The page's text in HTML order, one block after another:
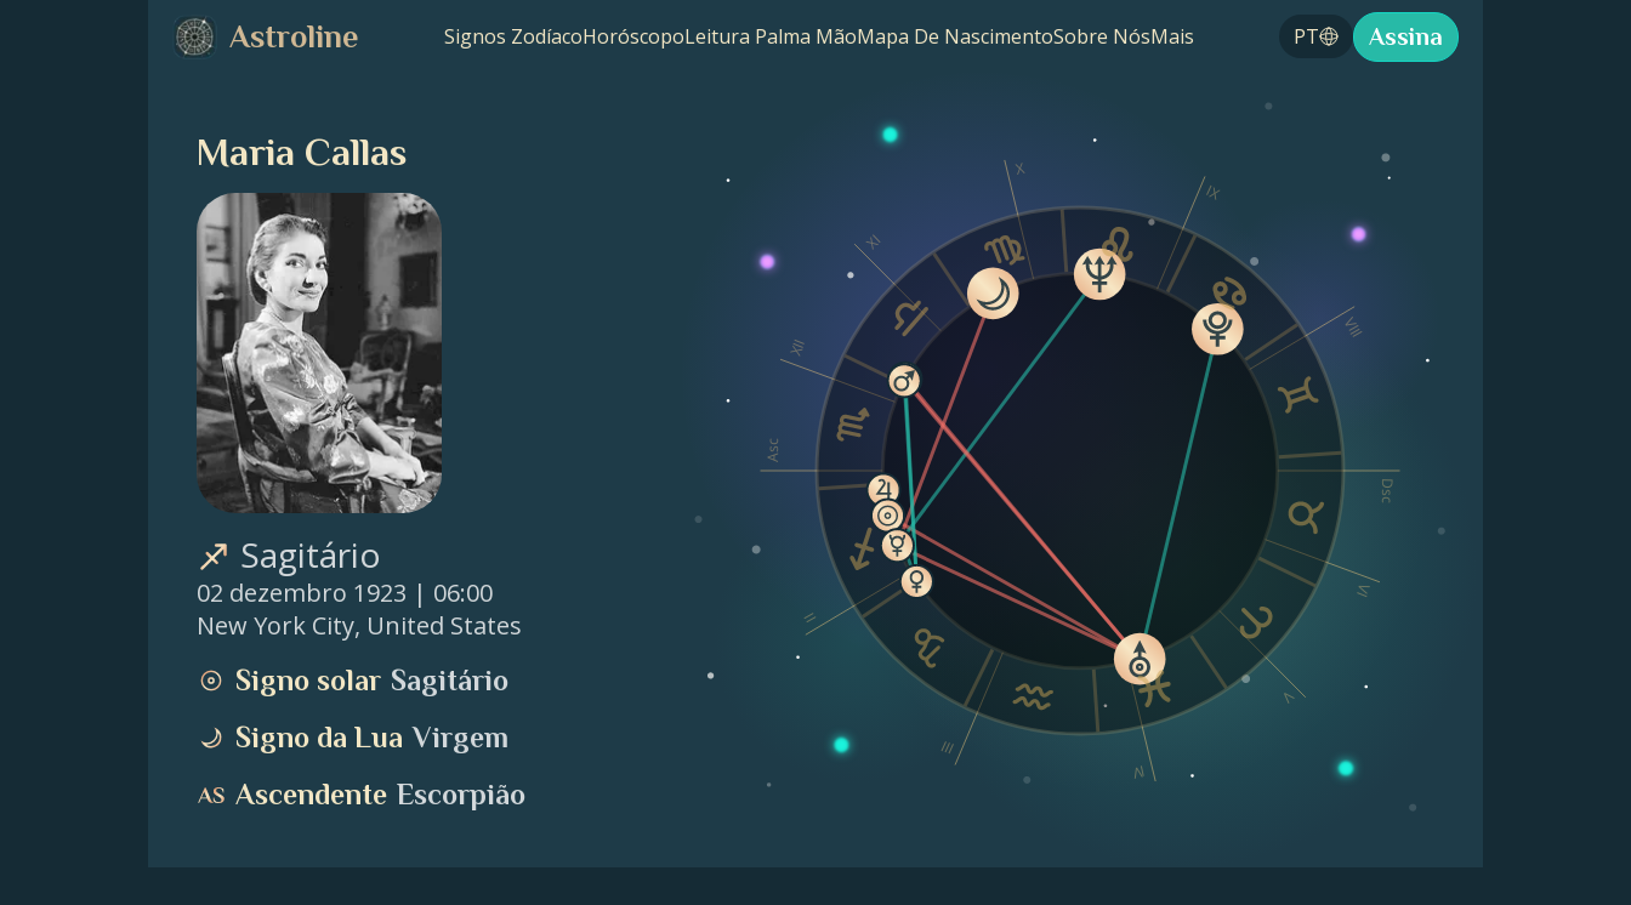
Astroline Signos ZodíacoHoróscopoLeitura Palma MãoMapa De NascimentoSobre NósMais PT Assina
Maria Callas
Sagitário
02 dezembro 1923 | 06:00
New York City, United States
Signo solar Sagitário
Signo da Lua Virgem
Ascendente Escorpião
Asc
II
III
IV
V
VI
Dsc
VIII
IX
X
XI
XII